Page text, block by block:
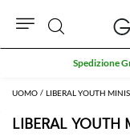
UOMO LIBERAL YOUTH
LIBERAL YOUTH
Cerca
Spedizione